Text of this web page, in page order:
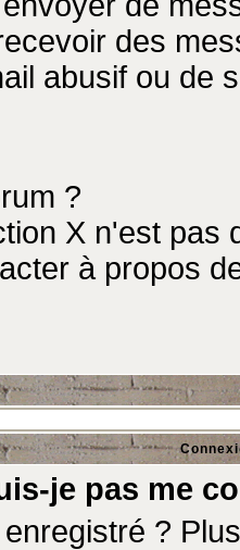
des
abusif ou de
?
X n'est pas
à propos
je pas me
?